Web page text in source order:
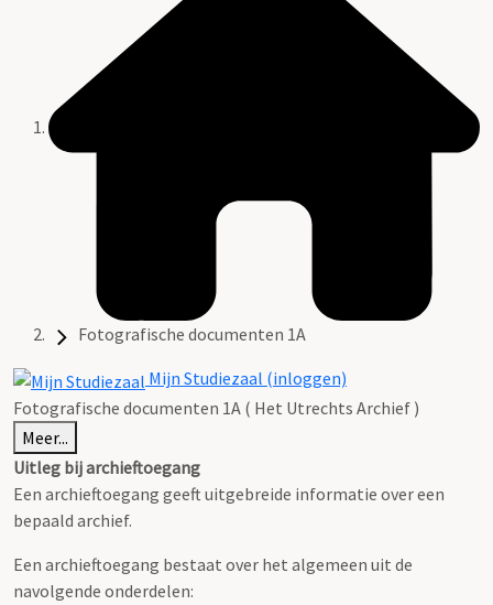
Fotografische documenten 1A
Mijn Studiezaal (inloggen)
Fotografische documenten 1A ( Het Utrechts Archief )
Meer...
Uitleg bij archieftoegang
Een archieftoegang geeft uitgebreide informatie over een
bepaald archief.
Een archieftoegang bestaat over het algemeen uit de
navolgende onderdelen: